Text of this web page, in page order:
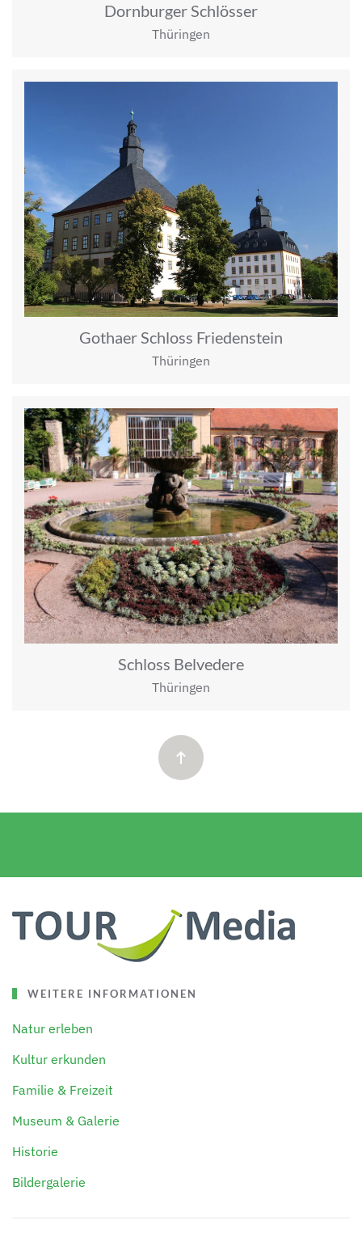
Dornburger Schlösser
Thüringen
Gothaer Schloss Friedenstein
Thüringen
Schloss Belvedere
Thüringen
WEITERE INFORMATIONEN
Natur erleben
Kultur erkunden
Familie & Freizeit
Museum & Galerie
Historie
Bildergalerie